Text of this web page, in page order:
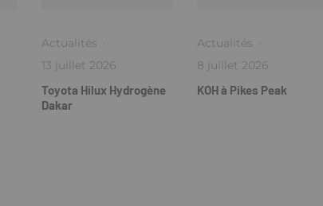
Actualités ·
13 juillet 2026
Toyota Hilux Hydrogène
Dakar
Actualités ·
8 juillet 2026
KOH à Pikes Peak